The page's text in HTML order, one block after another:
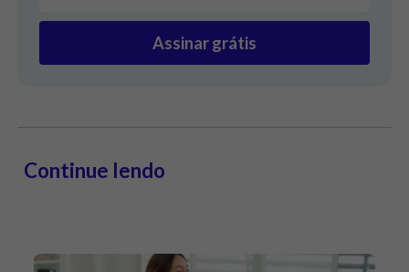
Assinar grátis
Continue lendo